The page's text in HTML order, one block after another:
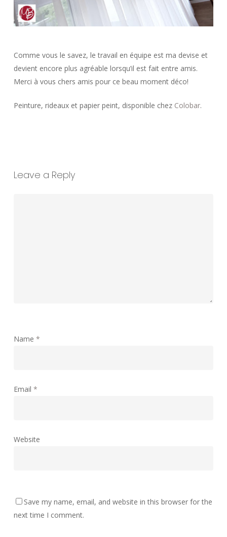
Comme vous le savez, le travail en équipe est ma devise et
devient encore plus agréable lorsqu’il est fait entre amis.
Merci à vous chers amis pour ce beau moment déco!
Peinture, rideaux et papier peint, disponible chez Colobar.
Leave a Reply
Name *
Email *
Website
Save my name, email, and website in this browser for the
next time I comment.